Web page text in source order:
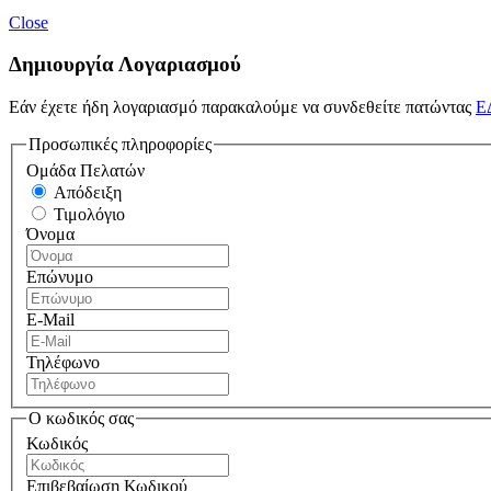
Close
Δημιουργία Λογαριασμού
Εάν έχετε ήδη λογαριασμό παρακαλούμε να συνδεθείτε πατώντας
Προσωπικές πληροφορίες
Ομάδα Πελατών
Απόδειξη
Τιμολόγιο
Όνομα
Επώνυμο
E-Mail
Τηλέφωνο
Ο κωδικός σας
Κωδικός
Επιβεβαίωση Κωδικού